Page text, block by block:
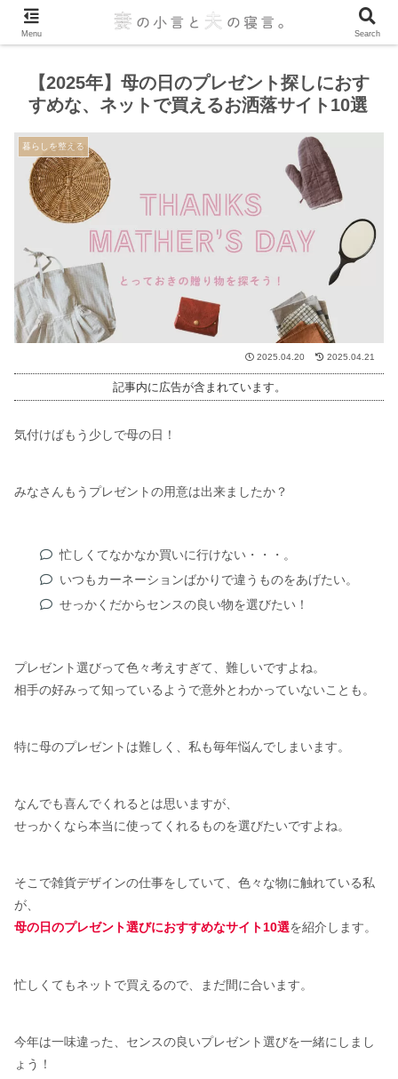
【2025年】母の日のプレゼント探しにおす
すめな、ネットで買えるお洒落サイト10選
暮らしを整える
2025.04.20 2025.04.21
記事内に広告が含まれています。
気付けばもう少しで母の日！
みなさんもうプレゼントの用意は出来ましたか？
忙しくてなかなか買いに行けない・・・。
いつもカーネーションばかりで違うものをあげたい。
せっかくだからセンスの良い物を選びたい！
プレゼント選びって色々考えすぎて、難しいですよね。
相手の好みって知っているようで意外とわかっていないことも。
特に母のプレゼントは難しく、私も毎年悩んでしまいます。
なんでも喜んでくれるとは思いますが、
せっかくなら本当に使ってくれるものを選びたいですよね。
そこで雑貨デザインの仕事をしていて、色々な物に触れている私
が、
母の日のプレゼント選びにおすすめなサイト10選を紹介します。
忙しくてもネットで買えるので、まだ間に合います。
今年は一味違った、センスの良いプレゼント選びを一緒にしまし
ょう！
Menu Search